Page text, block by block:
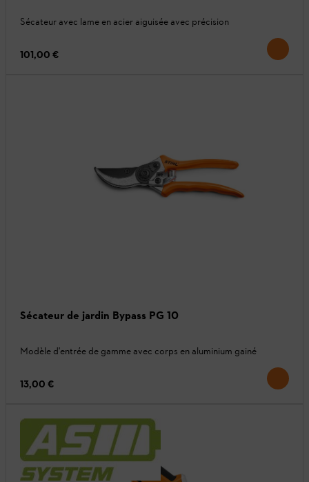
Sécateur avec lame en acier aiguisée avec précision
101,00 €
Sécateur de jardin Bypass PG 10
Modèle d'entrée de gamme avec corps en aluminium gainé
13,00 €